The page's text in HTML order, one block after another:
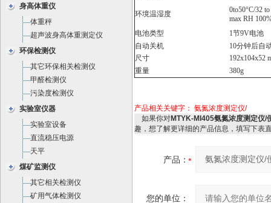
身高体重仪
体重秤
超声波身高体重测定仪
环保检测仪
其它环保相关检测仪
甲醛检测仪
污染度检测仪
实验室仪器
实验室设备
直流稳压电源
天平
煤矿监测仪
其它相关检测仪
矿用气体检测仪
环境温湿度
0to50°C/32
max RH
电池类型
1节9V电池
自动关机
10分钟后自
尺寸
192x104x52
重量
380g
产品相关关键字： 氨氮浓度测定仪/
如果你对MTYK-MI405氨氮浓度测定仪/
趣，想了解更详细的产品信息，填写下表
产品：
您的单位：